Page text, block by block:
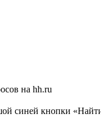
синей кнопки